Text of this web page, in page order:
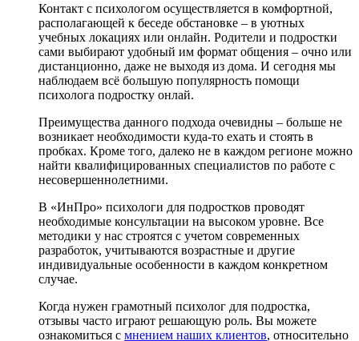
Контакт с психологом осуществляется в комфортной,
располагающей к беседе обстановке – в уютных
учебных локациях или онлайн. Родители и подростки
сами выбирают удобный им формат общения – очно или
дистанционно, даже не выходя из дома. И сегодня мы
наблюдаем всё большую популярность помощи
психолога подростку онлай.
Преимущества данного подхода очевидны – больше не
возникает необходимости куда-то ехать и стоять в
пробках. Кроме того, далеко не в каждом регионе можно
найти квалифицированных специалистов по работе с
несовершеннолетними.
В «ИнПро» психологи для подростков проводят
необходимые консультации на высоком уровне. Все
методики у нас строятся с учетом современных
разработок, учитываются возрастные и другие
индивидуальные особенности в каждом конкретном
случае.
Когда нужен грамотный психолог для подростка,
отзывы часто играют решающую роль. Вы можете
ознакомиться с мнением наших клиентов, относительно